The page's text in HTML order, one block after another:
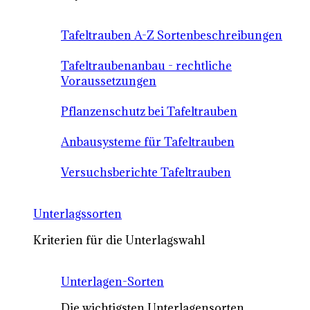
Tafeltrauben A-Z Sortenbeschreibungen
Tafeltraubenanbau - rechtliche
Voraussetzungen
Pflanzenschutz bei Tafeltrauben
Anbausysteme für Tafeltrauben
Versuchsberichte Tafeltrauben
Unterlagssorten
Kriterien für die Unterlagswahl
Unterlagen-Sorten